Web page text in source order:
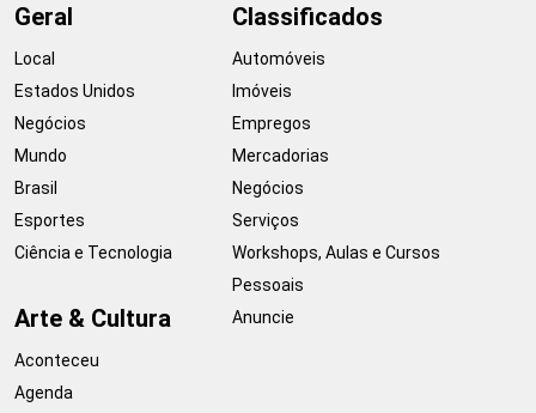
Geral
Local
Estados Unidos
Negócios
Mundo
Brasil
Esportes
Ciência e Tecnologia
Arte & Cultura
Aconteceu
Agenda
Classificados
Automóveis
Imóveis
Empregos
Mercadorias
Negócios
Serviços
Workshops, Aulas e Cursos
Pessoais
Anuncie